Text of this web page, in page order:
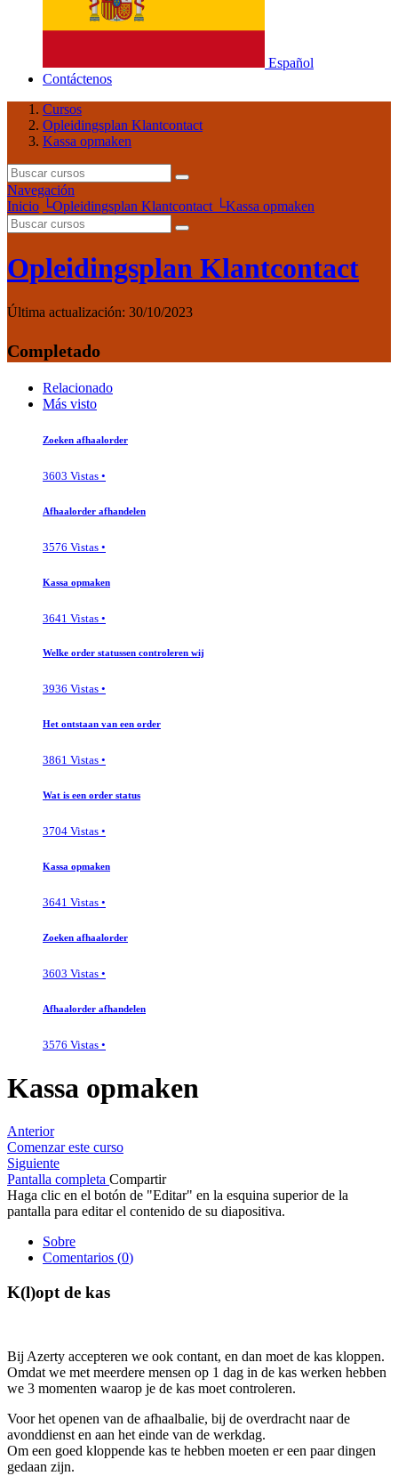
Español
Contáctenos
Cursos
Opleidingsplan Klantcontact
Kassa opmaken
Navegación
Inicio └Opleidingsplan Klantcontact └Kassa opmaken
Opleidingsplan Klantcontact
Última actualización: 30/10/2023
Completado
Relacionado
Más visto
Zoeken afhaalorder
3603 Vistas •
Afhaalorder afhandelen
3576 Vistas •
Kassa opmaken
3641 Vistas •
Welke order statussen controleren wij
3936 Vistas •
Het ontstaan van een order
3861 Vistas •
Wat is een order status
3704 Vistas •
Kassa opmaken
3641 Vistas •
Zoeken afhaalorder
3603 Vistas •
Afhaalorder afhandelen
3576 Vistas •
Kassa opmaken
Anterior
Comenzar este curso
Siguiente
Pantalla completa Compartir
Haga clic en el botón de "Editar" en la esquina superior de la
pantalla para editar el contenido de su diapositiva.
Sobre
Comentarios (0)
K(l)opt de kas
Bij Azerty accepteren we ook contant, en dan moet de kas kloppen.
Omdat we met meerdere mensen op 1 dag in de kas werken hebben
we 3 momenten waarop je de kas moet controleren.
Voor het openen van de afhaalbalie, bij de overdracht naar de
avonddienst en aan het einde van de werkdag.
Om een goed kloppende kas te hebben moeten er een paar dingen
gedaan zijn.